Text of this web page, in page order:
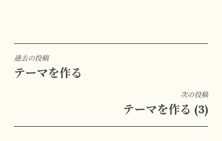
投
稿
過去の投稿
テーマを作る
次の投稿
テーマを作る (3)